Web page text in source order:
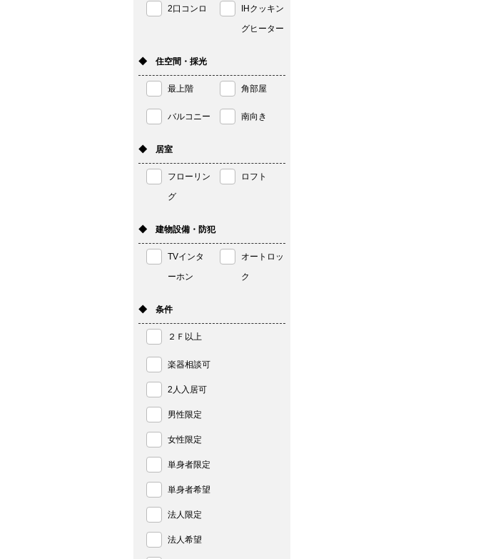
2口コンロ
IHクッキン
グヒーター
◆ 住空間・採光
最上階 角部屋
バルコニー 南向き
◆ 居室
フローリン
グ
ロフト
◆ 建物設備・防犯
TVインタ
ーホン
オートロッ
ク
◆ 条件
２Ｆ以上
楽器相談可
2人入居可
男性限定
女性限定
単身者限定
単身者希望
法人限定
法人希望